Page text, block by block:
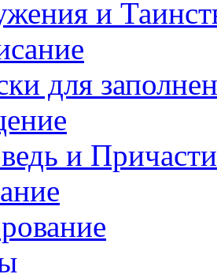
и
для
и